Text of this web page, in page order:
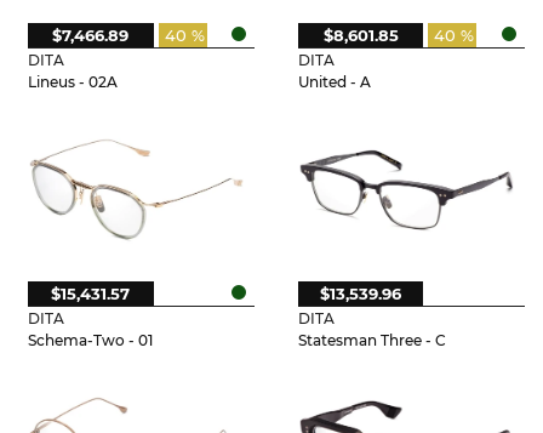
DITA
Lineus - 02A
40 %
$7,466.89
DITA
United - A
40 %
$8,601.85
DITA
Schema-Two - 01
$15,431.57
DITA
Statesman Three - C
$13,539.96